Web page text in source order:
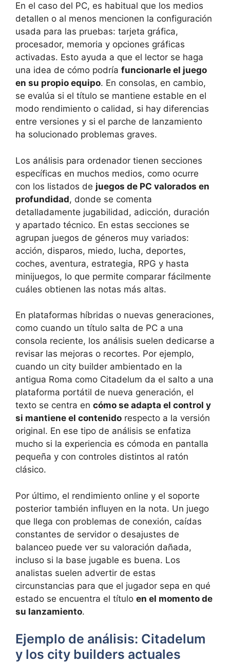
En el caso del PC, es habitual que los medios
detallen o al menos mencionen la configuración
usada para las pruebas: tarjeta gráfica,
procesador, memoria y opciones gráficas
activadas. Esto ayuda a que el lector se haga
una idea de cómo podría funcionarle el juego
en su propio equipo. En consolas, en cambio,
se evalúa si el título se mantiene estable en el
modo rendimiento o calidad, si hay diferencias
entre versiones y si el parche de lanzamiento
ha solucionado problemas graves.
Los análisis para ordenador tienen secciones
específicas en muchos medios, como ocurre
con los listados de juegos de PC valorados en
profundidad, donde se comenta
detalladamente jugabilidad, adicción, duración
y apartado técnico. En estas secciones se
agrupan juegos de géneros muy variados:
acción, disparos, miedo, lucha, deportes,
coches, aventura, estrategia, RPG y hasta
minijuegos, lo que permite comparar fácilmente
cuáles obtienen las notas más altas.
En plataformas híbridas o nuevas generaciones,
como cuando un título salta de PC a una
consola reciente, los análisis suelen dedicarse a
revisar las mejoras o recortes. Por ejemplo,
cuando un city builder ambientado en la
antigua Roma como Citadelum da el salto a una
plataforma portátil de nueva generación, el
texto se centra en cómo se adapta el control y
si mantiene el contenido respecto a la versión
original. En ese tipo de análisis se enfatiza
mucho si la experiencia es cómoda en pantalla
pequeña y con controles distintos al ratón
clásico.
Por último, el rendimiento online y el soporte
posterior también influyen en la nota. Un juego
que llega con problemas de conexión, caídas
constantes de servidor o desajustes de
balanceo puede ver su valoración dañada,
incluso si la base jugable es buena. Los
analistas suelen advertir de estas
circunstancias para que el jugador sepa en qué
estado se encuentra el título en el momento de
su lanzamiento.
Ejemplo de análisis: Citadelum
y los city builders actuales